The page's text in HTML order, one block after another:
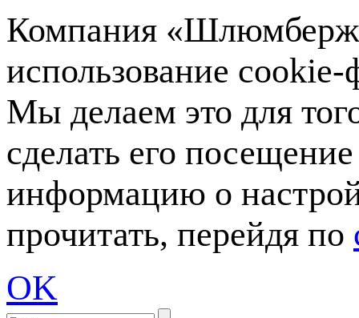
Компания
использование
Мы делаем это для
сделать его
информацию о
прочитать, перейдя по
OK